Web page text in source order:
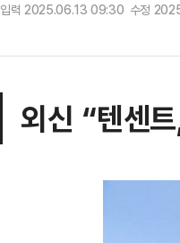
입력 2025.06.13 09:30 수정
외신 “텐센